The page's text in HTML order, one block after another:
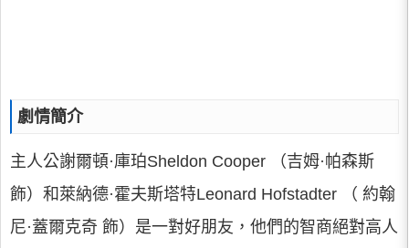
劇情簡介
主人公謝爾頓·庫珀Sheldon Cooper （吉姆·帕森斯
飾）和萊納德·霍夫斯塔特Leonard Hofstadter （ 約翰
尼·蓋爾克奇 飾）是一對好朋友，他們的智商絕對高人